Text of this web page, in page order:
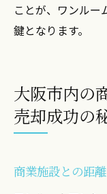
ことが、ワンルー
鍵となります。
大阪市内の
売却成功の
商業施設との距